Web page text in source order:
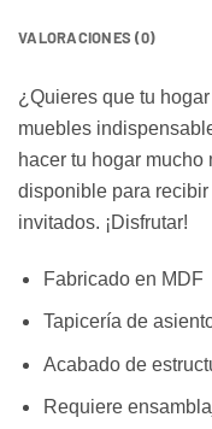
VALORACIONES (0)
¿Quieres que tu
muebles
hacer tu hogar
disponible para
invitados. ¡Disfrutar!
Fabricado en MDF
Tapicería de
Acabado de
Requiere